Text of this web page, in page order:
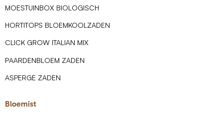
MOESTUINBOX BIOLOGISCH
HORTITOPS BLOEMKOOLZADEN
CLICK GROW ITALIAN MIX
PAARDENBLOEM ZADEN
ASPERGE ZADEN
Bloemist